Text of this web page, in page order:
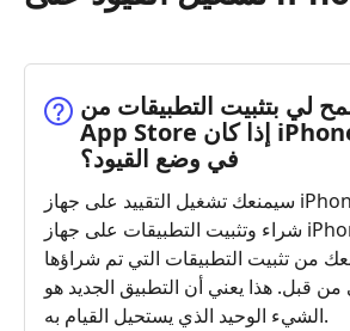
لي بتثبيت التطبيقات من
App Store إذا كان iPhone الخاص بي
في وضع القيود؟
سيمنعك تشغيل التقييد على جهاز iPhone الخاص بك من
شراء وتثبيت التطبيقات على جهاز iPhone الخاص بك.
من تثبيت التطبيقات التي تم شراؤها
من قبل. هذا يعني أن التطبيق الجديد هو
الشيء الوحيد الذي يستحيل القيام به.